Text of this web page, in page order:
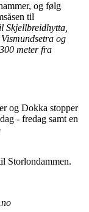
og følg
til
Skjellbreidhytta,
og
meter fra
og Dokka stopper
- fredag samt en
Storlondammen.